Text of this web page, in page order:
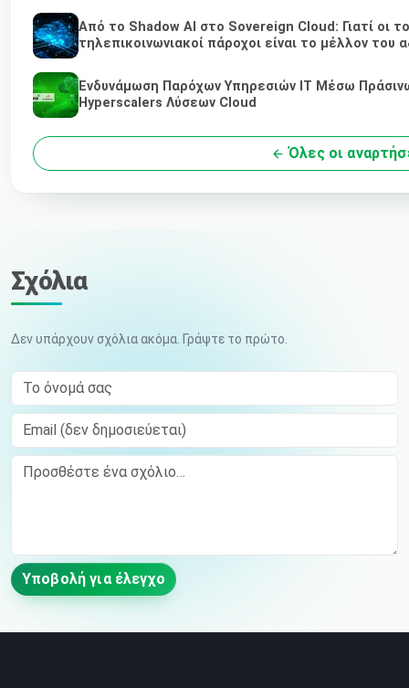
Από το Shadow AI στο Sovereign Cloud: Γιατί οι
τηλεπικοινωνιακοί πάροχοι είναι το μέλλον του
Ενδυνάμωση Παρόχων Υπηρεσιών IT Μέσω
Hyperscalers Λύσεων Cloud
Όλες οι
Σχόλια
Δεν υπάρχουν σχόλια ακόμα. Γράψτε το πρώτο.
Το όνομά σας
Email (δεν δημοσιεύεται)
Comment
Υποβολή για έλεγχο